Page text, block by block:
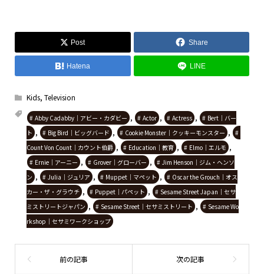
Post Share
Hatena LINE
Kids, Television
Abby Cadabby｜アビー・カダビー , Actor , Actress ,
Bert｜バー
ト , Big Bird｜ビッグバード , Cookie Monster｜クッキーモンスター ,
Count Von Count｜カウント伯爵 , Education｜教育 , Elmo｜エルモ ,
Ernie｜アーニー , Grover｜グローバー ,
Jim Henson｜ジム・ヘンソ
ン , Julia｜ジュリア , Muppet｜マペット ,
Oscar the Grouch｜オス
カー・ザ・グラウチ , Puppet｜パペット ,
Sesame Street Japan｜セサ
ミストリートジャパン , Sesame Street｜セサミストリート ,
Sesame Wo
rkshop｜セサミワークショップ